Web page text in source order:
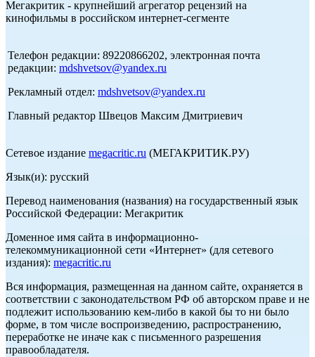
Мегакритик - крупнейший агрегатор рецензий на
кинофильмы в российском интернет-сегменте
Телефон редакции: 89220866202, электронная почта
редакции: mdshvetsov@yandex.ru
Рекламный отдел: mdshvetsov@yandex.ru
Главный редактор Швецов Максим Дмитриевич
Сетевое издание megacritic.ru (МЕГАКРИТИК.РУ)
Язык(и): русский
Перевод наименования (названия) на государственный язык
Российской Федерации: Мегакритик
Доменное имя сайта в информационно-
телекоммуникационной сети «Интернет» (для сетевого
издания): megacritic.ru
Вся информация, размещенная на данном сайте, охраняется в
соответствии с законодательством РФ об авторском праве и не
подлежит использованию кем-либо в какой бы то ни было
форме, в том числе воспроизведению, распространению,
переработке не иначе как с письменного разрешения
правообладателя.